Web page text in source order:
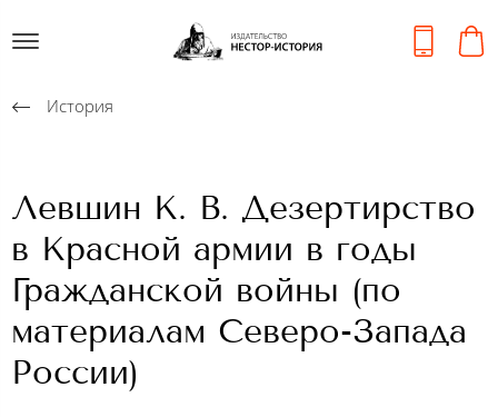
История
Левшин К. В. Дезертирство
в Красной армии в годы
Гражданской войны (по
материалам Северо-Запада
России)